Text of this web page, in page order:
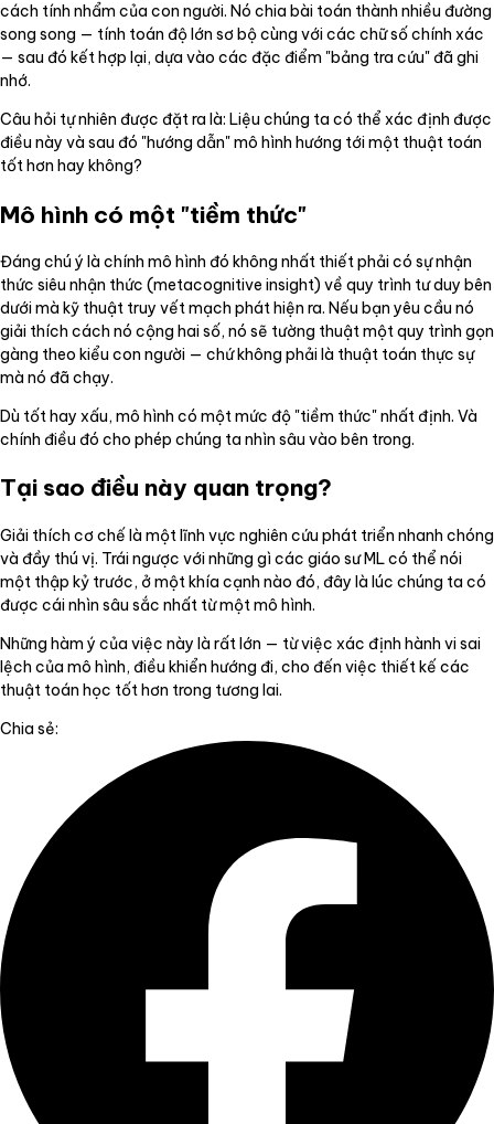
cách tính nhẩm của con người. Nó chia bài toán thành nhiều đường
song song — tính toán độ lớn sơ bộ cùng với các chữ số chính xác
— sau đó kết hợp lại, dựa vào các đặc điểm "bảng tra cứu" đã ghi
nhớ.
Câu hỏi tự nhiên được đặt ra là: Liệu chúng ta có thể xác định được
điều này và sau đó "hướng dẫn" mô hình hướng tới một thuật toán
tốt hơn hay không?
Mô hình có một "tiềm thức"
Đáng chú ý là chính mô hình đó không nhất thiết phải có sự nhận
thức siêu nhận thức (metacognitive insight) về quy trình tư duy bên
dưới mà kỹ thuật truy vết mạch phát hiện ra. Nếu bạn yêu cầu nó
giải thích cách nó cộng hai số, nó sẽ tường thuật một quy trình gọn
gàng theo kiểu con người — chứ không phải là thuật toán thực sự
mà nó đã chạy.
Dù tốt hay xấu, mô hình có một mức độ "tiềm thức" nhất định. Và
chính điều đó cho phép chúng ta nhìn sâu vào bên trong.
Tại sao điều này quan trọng?
Giải thích cơ chế là một lĩnh vực nghiên cứu phát triển nhanh chóng
và đầy thú vị. Trái ngược với những gì các giáo sư ML có thể nói
một thập kỷ trước, ở một khía cạnh nào đó, đây là lúc chúng ta có
được cái nhìn sâu sắc nhất từ một mô hình.
Những hàm ý của việc này là rất lớn — từ việc xác định hành vi sai
lệch của mô hình, điều khiển hướng đi, cho đến việc thiết kế các
thuật toán học tốt hơn trong tương lai.
Chia sẻ: